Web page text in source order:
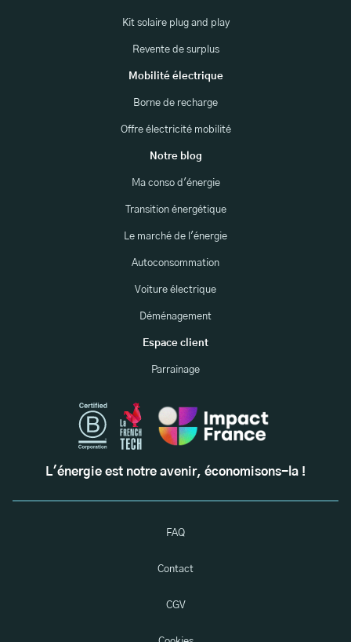
Kit solaire plug and play
Revente de surplus
Mobilité électrique
Borne de recharge
Offre électricité mobilité
Notre blog
Ma conso d'énergie
Transition énergétique
Le marché de l'énergie
Autoconsommation
Voiture électrique
Déménagement
Espace client
Parrainage
L'énergie est notre avenir, économisons-la !
FAQ
Contact
CGV